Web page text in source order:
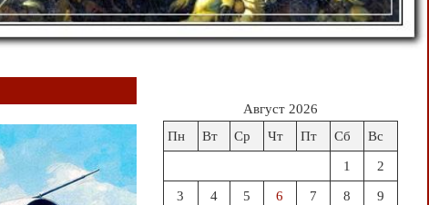
Август 2026
Пн
Вт Ср Чт Пт Сб Вс
1 2
3 4 5 6 7 8 9